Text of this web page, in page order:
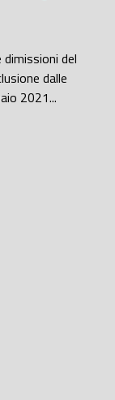
del
dalle
2021...